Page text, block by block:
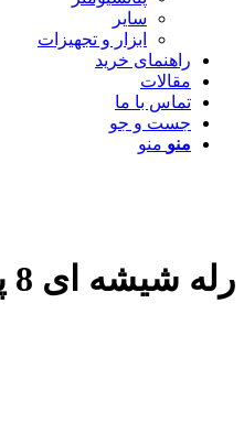
سایر
ابزار و تجهیزات
راهنمای خرید
مقالات
تماس با ما
جست و جو
منو منو
رله شیشه ای 8 پایه ایزومی 220 ولت